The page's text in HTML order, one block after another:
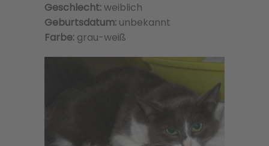
Geschlecht:weiblich
Geburtsdatum: unbekannt
Farbe: grau-weiß